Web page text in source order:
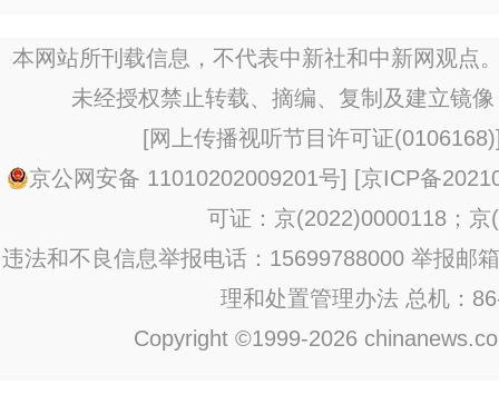
行
本网站所刊载信息，不代表中新社和中新网观点
未经授权禁止转载、摘编、复制及建立镜
[网上传播视听节目许可证(0106168)
京公网安备 11010202009201号] [京ICP备
可证：京(2022)0000118；京
违法和不良信息举报电话：15699788000 举报邮
理和处置管理办法 总机：
Copyright ©1999-2026